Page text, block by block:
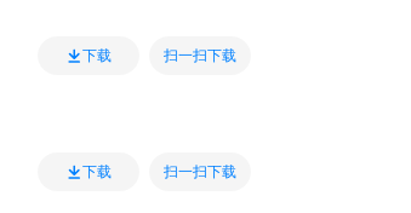
下载 扫一扫下载
下载 扫一扫下载